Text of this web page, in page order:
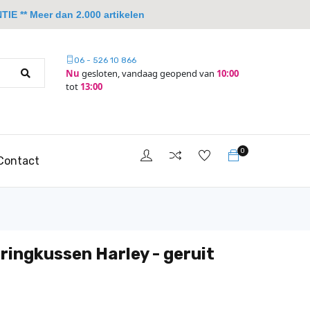
06 - 526 10 866
Nu gesloten, vandaag geopend van 10:00
tot 13:00
0
Harley - geruit
** Meer dan 2.000 artikelen